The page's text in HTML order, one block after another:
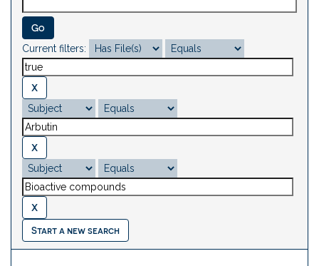
Current filters:
Start a new search